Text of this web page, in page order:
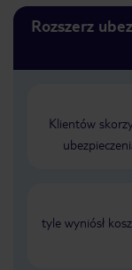
Rozszerz
Klientów
tyle wyniósł